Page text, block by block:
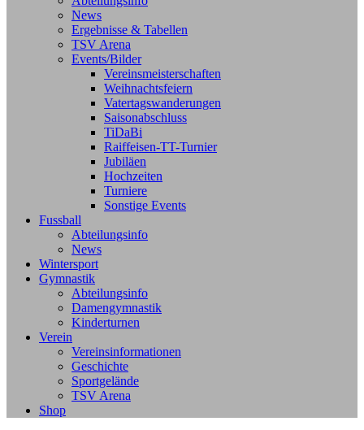
News
Ergebnisse & Tabellen
TSV Arena
Events/Bilder
Vereinsmeisterschaften
Weihnachtsfeiern
Vatertagswanderungen
Saisonabschluss
TiDaBi
Raiffeisen-TT-Turnier
Jubiläen
Hochzeiten
Turniere
Sonstige Events
Fussball
Abteilungsinfo
News
Wintersport
Gymnastik
Abteilungsinfo
Damengymnastik
Kinderturnen
Verein
Vereinsinformationen
Geschichte
Sportgelände
TSV Arena
Shop